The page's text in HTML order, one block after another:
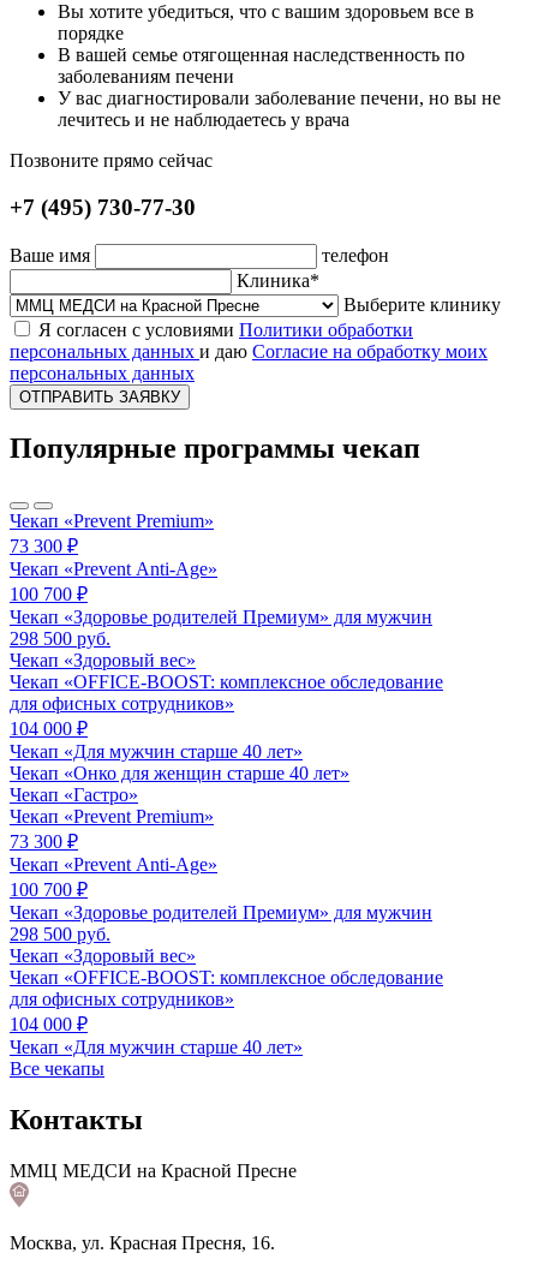
Вы хотите убедиться, что с вашим здоровьем все в
порядке
В вашей семье отягощенная наследственность по
заболеваниям печени
У вас диагностировали заболевание печени, но вы не
лечитесь и не наблюдаетесь у врача
Позвоните прямо сейчас
+7 (495) 730-77-30
Ваше имя
телефон
Клиника*
Выберите клинику
Я согласен с условиями Политики обработки
персональных данных и даю Согласие на обработку моих
персональных данных
ОТПРАВИТЬ ЗАЯВКУ
Популярные программы чекап
Чекап «Prevent Premium»
73 300 ₽
Чекап «Prevent Anti-Age»
100 700 ₽
Чекап «Здоровье родителей Премиум» для мужчин
298 500 руб.
Чекап «Здоровый вес»
Чекап «OFFICE‑BOOST: комплексное обследование
для офисных сотрудников»
104 000 ₽
Чекап «Для мужчин старше 40 лет»
Чекап «Онко для женщин старше 40 лет»
Чекап «Гастро»
Чекап «Prevent Premium»
73 300 ₽
Чекап «Prevent Anti-Age»
100 700 ₽
Чекап «Здоровье родителей Премиум» для мужчин
298 500 руб.
Чекап «Здоровый вес»
Чекап «OFFICE‑BOOST: комплексное обследование
для офисных сотрудников»
104 000 ₽
Чекап «Для мужчин старше 40 лет»
Все чекапы
Контакты
ММЦ МЕДСИ на Красной Пресне
Москва, ул. Красная Пресня, 16.